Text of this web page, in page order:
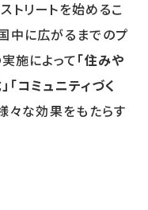
トリートを始めるこ
中に広がるまでのプ
施によって「住みや
コミュニティづく
々な効果をもたらす